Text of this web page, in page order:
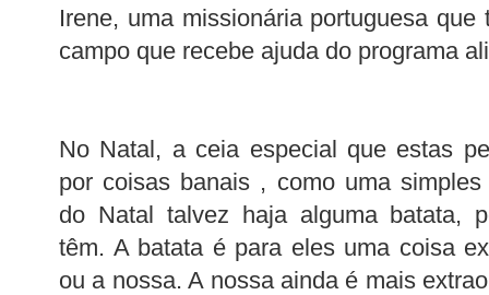
Irene, uma missionária portuguesa
campo que recebe ajuda do programa
No Natal, a ceia especial que estas
por coisas banais , como uma simples
do Natal talvez haja alguma batata,
têm. A batata é para eles uma coisa
ou a nossa. A nossa ainda é mais